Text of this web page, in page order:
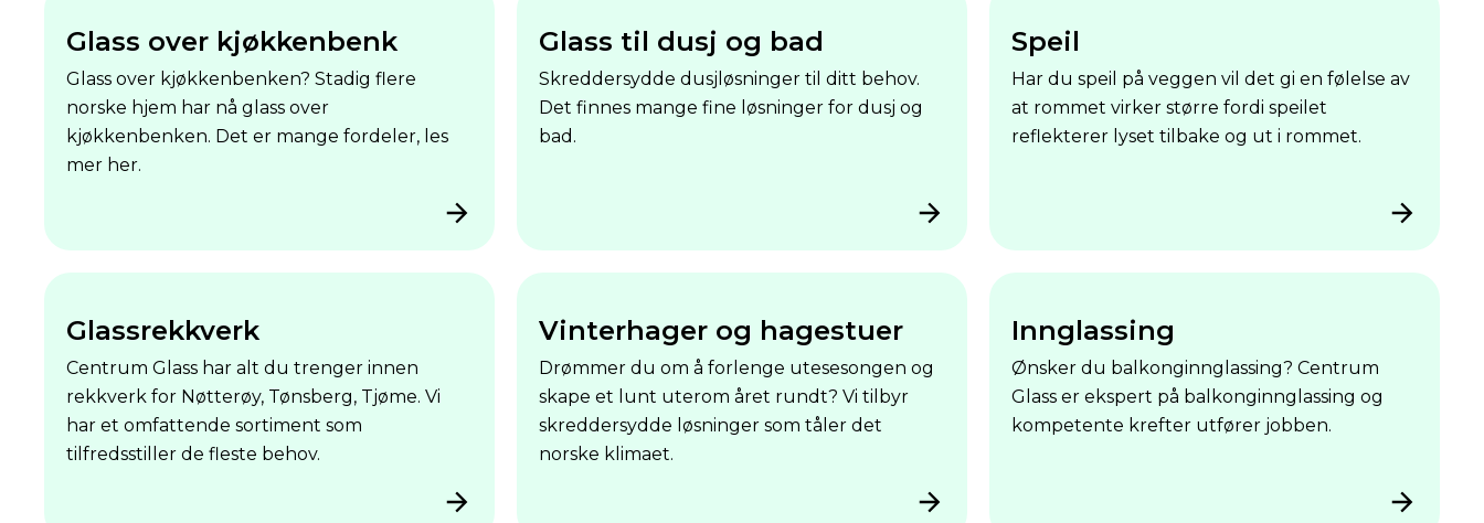
Glass over kjøkkenbenk
Glass over kjøkkenbenken? Stadig flere
norske hjem har nå glass over
kjøkkenbenken. Det er mange fordeler, les
mer her.
Glass til dusj og bad
Skreddersydde dusjløsninger til ditt behov.
Det finnes mange fine løsninger for dusj og
bad.
Speil
Har du speil på veggen vil det gi en følelse av
at rommet virker større fordi speilet
reflekterer lyset tilbake og ut i rommet.
Glassrekkverk
Centrum Glass har alt du trenger innen
rekkverk for Nøtterøy, Tønsberg, Tjøme. Vi
har et omfattende sortiment som
tilfredsstiller de fleste behov.
Vinterhager og hagestuer
Drømmer du om å forlenge utesesongen og
skape et lunt uterom året rundt? Vi tilbyr
skreddersydde løsninger som tåler det
norske klimaet.
Innglassing
Ønsker du balkonginnglassing? Centrum
Glass er ekspert på balkonginnglassing og
kompetente krefter utfører jobben.